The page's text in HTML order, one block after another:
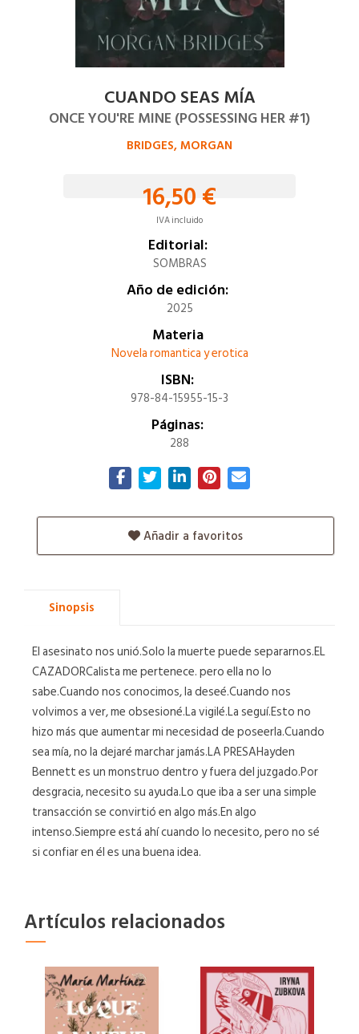
CUANDO SEAS MÍA
ONCE YOU'RE MINE (POSSESSING HER #1)
BRIDGES, MORGAN
16,50 €
IVA incluido
Editorial:
SOMBRAS
Año de edición:
2025
Materia
Novela romantica y erotica
ISBN:
978-84-15955-15-3
Páginas:
288
Añadir a favoritos
Sinopsis
El asesinato nos unió.Solo la muerte puede separarnos.EL
CAZADORCalista me pertenece. pero ella no lo
sabe.Cuando nos conocimos, la deseé.Cuando nos
volvimos a ver, me obsesioné.La vigilé.La seguí.Esto no
hizo más que aumentar mi necesidad de poseerla.Cuando
sea mía, no la dejaré marchar jamás.LA PRESAHayden
Bennett es un monstruo dentro y fuera del juzgado.Por
desgracia, necesito su ayuda.Lo que iba a ser una simple
transacción se convirtió en algo más.En algo
intenso.Siempre está ahí cuando lo necesito, pero no sé
si confiar en él es una buena idea.
Artículos relacionados